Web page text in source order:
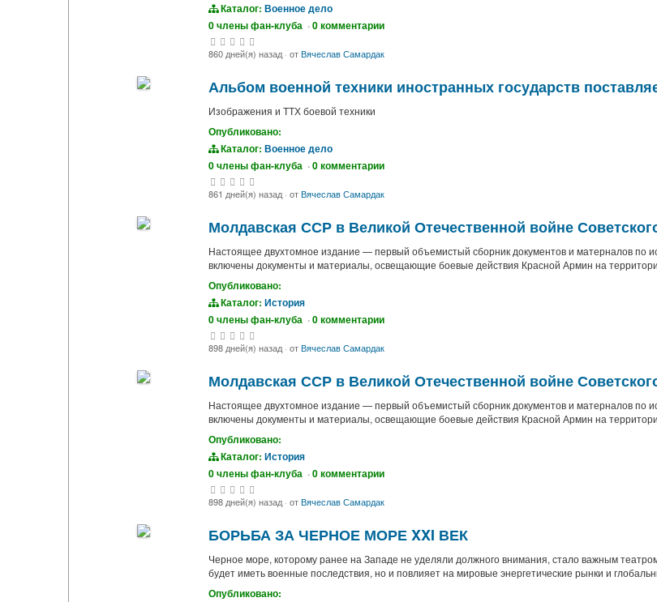
Каталог: Военное дело
0 члены фан-клуба ·0 комментарии
860 дней(я) назад· отВячеслав Самардак
Альбом военной техники иностранных государств
Изображения и ТТХ боевой техники
Опубликовано:
Каталог: Военное дело
0 члены фан-клуба ·0 комментарии
861 дней(я) назад· отВячеслав Самардак
Молдавская ССР в Великой Отечественной войне
Настоящее двухтомное издание — первый объемистый сборник документов и матерналов по
включены документы и материалы, освещающие боевые действия Красной Армин на
Опубликовано:
Каталог: История
0 члены фан-клуба ·0 комментарии
898 дней(я) назад· отВячеслав Самардак
Молдавская ССР в Великой Отечественной войне
Настоящее двухтомное издание — первый объемистый сборник документов и матерналов по
включены документы и материалы, освещающие боевые действия Красной Армин на
Опубликовано:
Каталог: История
0 члены фан-клуба ·0 комментарии
898 дней(я) назад· отВячеслав Самардак
БОРЬБА ЗА ЧЕРНОЕ МОРЕ XXI ВЕК
Черное море, которому ранее на Западе не уделяли должного внимания, стало важным
будет иметь военные последствия, но и повлияет на мировые энергетические рынки и
Опубликовано: